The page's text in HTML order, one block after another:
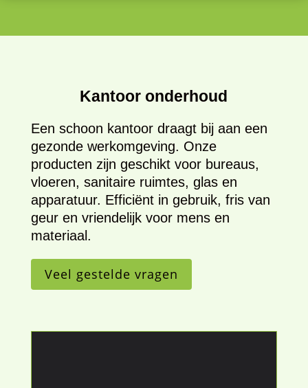
Kantoor onderhoud
Een schoon kantoor draagt bij aan een
gezonde werkomgeving. Onze
producten zijn geschikt voor bureaus,
vloeren, sanitaire ruimtes, glas en
apparatuur. Efficiënt in gebruik, fris van
geur en vriendelijk voor mens en
materiaal.
Veel gestelde vragen